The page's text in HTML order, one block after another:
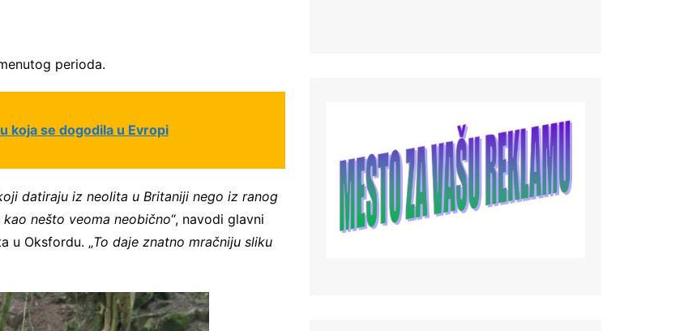
perioda.
koja se dogodila u Evropi
datiraju iz neolita u Britaniji nego iz ranog
nešto veoma neobično“, navodi glavni
u Oksfordu. „To daje znatno mračniju sliku